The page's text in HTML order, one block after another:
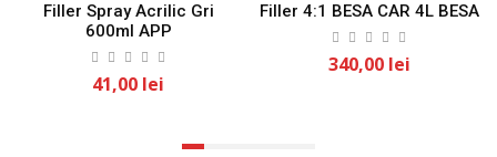
Filler Spray Acrilic Gri
600ml APP
41,00 lei
Filler 4:1 BESA CAR 4L BESA
340,00 lei